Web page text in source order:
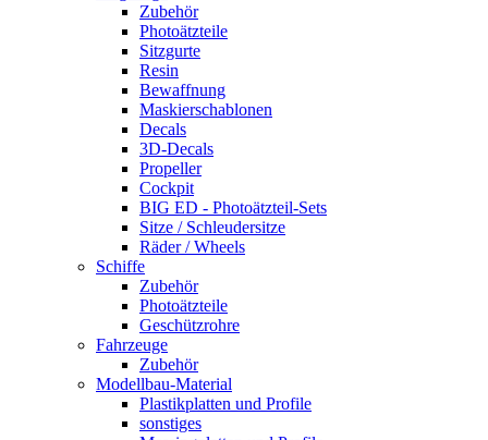
Zubehör
Photoätzteile
Sitzgurte
Resin
Bewaffnung
Maskierschablonen
Decals
3D-Decals
Propeller
Cockpit
BIG ED - Photoätzteil-Sets
Sitze / Schleudersitze
Räder / Wheels
Schiffe
Zubehör
Photoätzteile
Geschützrohre
Fahrzeuge
Zubehör
Modellbau-Material
Plastikplatten und Profile
sonstiges